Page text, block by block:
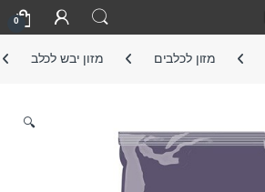
0
מזון לכלבים מזון יבש לכלב
🔍